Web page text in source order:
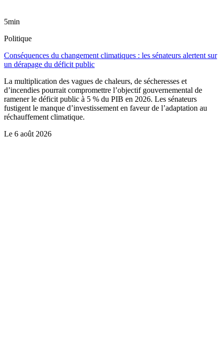
5min
Politique
Conséquences du changement climatiques : les sénateurs alertent sur
un dérapage du déficit public
La multiplication des vagues de chaleurs, de sécheresses et
d’incendies pourrait compromettre l’objectif gouvernemental de
ramener le déficit public à 5 % du PIB en 2026. Les sénateurs
fustigent le manque d’investissement en faveur de l’adaptation au
réchauffement climatique.
Le 6 août 2026